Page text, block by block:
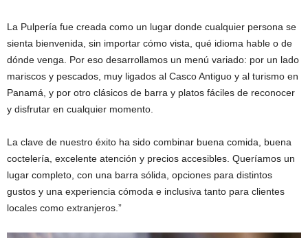
La Pulpería fue creada como un lugar donde cualquier persona se
sienta bienvenida, sin importar cómo vista, qué idioma hable o de
dónde venga. Por eso desarrollamos un menú variado: por un lado
mariscos y pescados, muy ligados al Casco Antiguo y al turismo en
Panamá, y por otro clásicos de barra y platos fáciles de reconocer
y disfrutar en cualquier momento.
La clave de nuestro éxito ha sido combinar buena comida, buena
coctelería, excelente atención y precios accesibles. Queríamos un
lugar completo, con una barra sólida, opciones para distintos
gustos y una experiencia cómoda e inclusiva tanto para clientes
locales como extranjeros.”